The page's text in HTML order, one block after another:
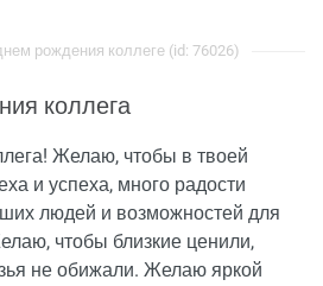
рождения коллеге (id: 76026)
коллега
Желаю, чтобы в твоей
и успеха, много радости
людей и возможностей для
чтобы близкие ценили,
не обижали. Желаю яркой